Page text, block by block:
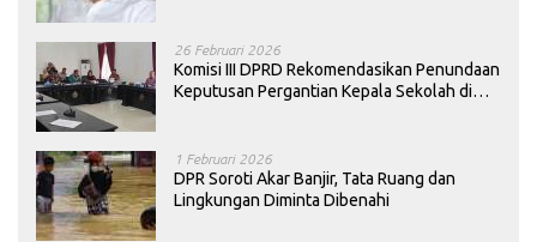
26 Februari 2026
Komisi III DPRD Rekomendasikan Penundaan
Keputusan Pergantian Kepala Sekolah di
1 Februari 2026
DPR Soroti Akar Banjir, Tata Ruang dan
Lingkungan Diminta Dibenahi